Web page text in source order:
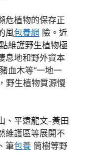
危植物的保存正
風包養網 險。近
維護野生植物極
息地和野外資本
豬血木等“一地一
野生植物質源慢
、平遠龍文-黃田
維護區等展開不
筆包養 筒樹等野